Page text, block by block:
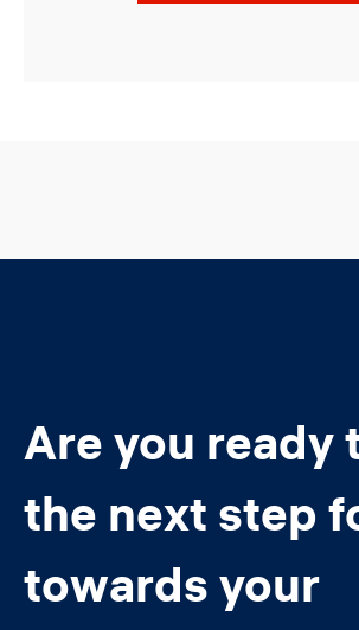
Are you ready
the next step
towards your